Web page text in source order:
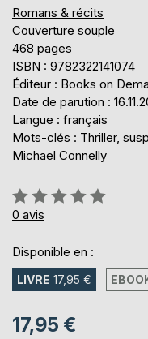
Romans & récits
Couverture souple
468 pages
ISBN : 9782322141074
Éditeur : Books on
Date de parution :
Langue : français
Mots-clés : Thriller,
Michael Connelly
Évaluation:
0%
0 avis
Disponible en :
LIVRE 17,95 €
17,95 €